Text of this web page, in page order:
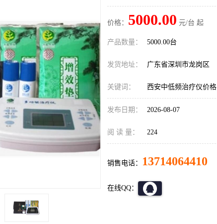
价格： 5000.00 元/台 起
产品数量： 5000.00台
发货地址： 广东省深圳市龙岗区
关键词： 西安中低频治疗仪价格
发布日期： 2026-08-07
阅 读 量： 224
销售电话： 13714064410
在线QQ：